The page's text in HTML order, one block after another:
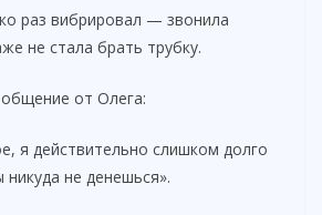
раз вибрировал — звонила
не стала брать трубку.
от Олега:
я действительно слишком долго
не денешься».